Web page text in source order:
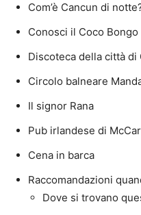
Com’è Cancun di
Conosci il Coco Bongo
Discoteca della città di
Circolo balneare
Il signor Rana
Pub irlandese di
Cena in barca
Raccomandazioni
Dove si trovano